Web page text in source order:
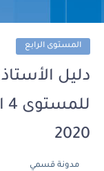
المستوى الرابع
دليل
2020
مدونة قسمي